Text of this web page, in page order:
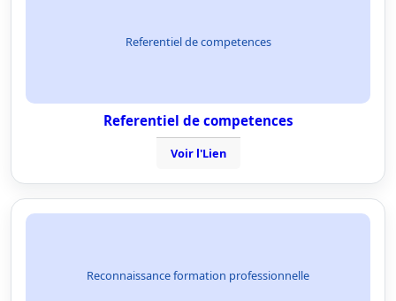
Referentiel de competences
Referentiel de competences
Voir l'Lien
Reconnaissance formation professionnelle